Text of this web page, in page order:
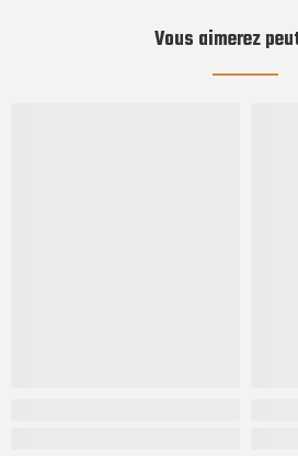
Vous aimerez